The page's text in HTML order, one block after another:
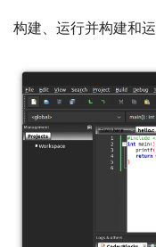
构建、运行并构建和